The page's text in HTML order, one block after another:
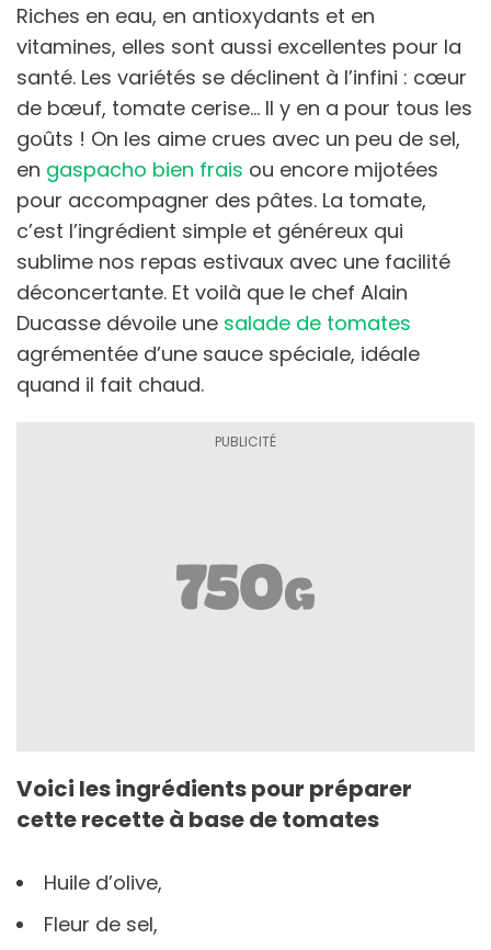
Riches en eau, en antioxydants et en
vitamines, elles sont aussi excellentes pour la
santé. Les variétés se déclinent à l’infini : cœur
de bœuf, tomate cerise… Il y en a pour tous les
goûts ! On les aime crues avec un peu de sel,
en gaspacho bien frais ou encore mijotées
pour accompagner des pâtes. La tomate,
c’est l’ingrédient simple et généreux qui
sublime nos repas estivaux avec une facilité
déconcertante. Et voilà que le chef Alain
Ducasse dévoile une salade de tomates
agrémentée d’une sauce spéciale, idéale
quand il fait chaud.
Voici les ingrédients pour préparer
cette recette à base de tomates
Huile d’olive,
Fleur de sel,